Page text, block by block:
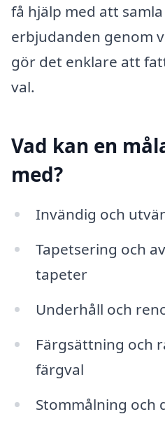
få hjälp med att
erbjudanden genom
gör det enklare att
val.
Vad kan en
med?
Invändig och
Tapetsering och
tapeter
Underhåll och
Färgsättning och
färgval
Stommålning och